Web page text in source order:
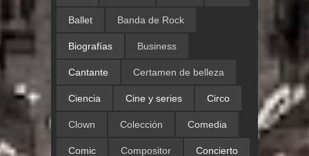
Ballet Banda de Rock
Biografías Business
Cantante Certamen de belleza
Ciencia Cine y series Circo
Clown Colección Comedia
Comic Compositor Concierto